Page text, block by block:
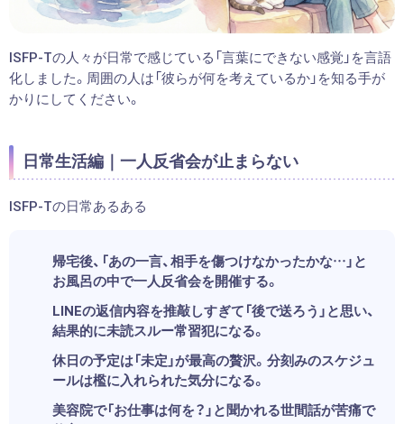
ISFP-Tの人々が日常で感じている「言葉にできない感覚」を言語
化しました。周囲の人は「彼らが何を考えているか」を知る手が
かりにしてください。
日常生活編｜一人反省会が止まらない
ISFP-Tの日常あるある
帰宅後、「あの一言、相手を傷つけなかったかな…」と
お風呂の中で一人反省会を開催する。
LINEの返信内容を推敲しすぎて「後で送ろう」と思い、
結果的に未読スルー常習犯になる。
休日の予定は「未定」が最高の贅沢。分刻みのスケジュ
ールは檻に入れられた気分になる。
美容院で「お仕事は何を？」と聞かれる世間話が苦痛で